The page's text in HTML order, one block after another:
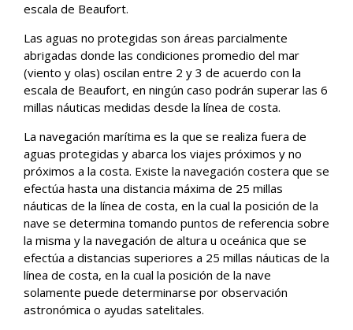
escala de Beaufort.
Las aguas no protegidas son áreas parcialmente
abrigadas donde las condiciones promedio del mar
(viento y olas) oscilan entre 2 y 3 de acuerdo con la
escala de Beaufort, en ningún caso podrán superar las 6
millas náuticas medidas desde la línea de costa.
La navegación marítima es la que se realiza fuera de
aguas protegidas y abarca los viajes próximos y no
próximos a la costa. Existe la navegación costera que se
efectúa hasta una distancia máxima de 25 millas
náuticas de la línea de costa, en la cual la posición de la
nave se determina tomando puntos de referencia sobre
la misma y la navegación de altura u oceánica que se
efectúa a distancias superiores a 25 millas náuticas de la
línea de costa, en la cual la posición de la nave
solamente puede determinarse por observación
astronómica o ayudas satelitales.